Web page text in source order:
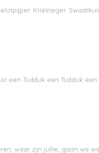
Krielneger.
Tudduk een Tudduk een
waar zijn jullie, gaan we